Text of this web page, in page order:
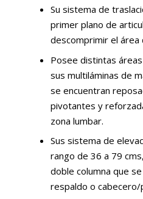
Su sistema de
primer plano de
descomprimir el área
Posee distintas
sus multiláminas de
se encuentran
pivotantes y
zona lumbar.
Sus sistema de
rango de 36 a 79
doble columna que
respaldo o cabecero/